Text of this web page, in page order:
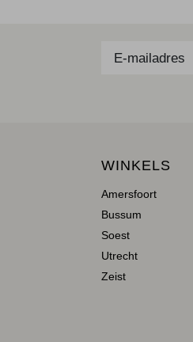
WINKELS
Amersfoort
Bussum
Soest
Utrecht
Zeist